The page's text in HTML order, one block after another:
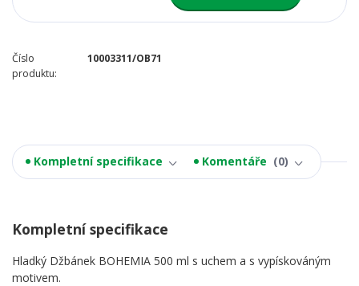
Číslo
produktu:
10003311/OB71
Kompletní specifikace Komentáře 0
Kompletní specifikace
Hladký Džbánek BOHEMIA 500 ml s uchem a s vypískováným
motivem.